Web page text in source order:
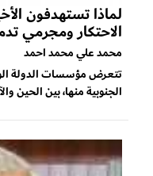
لماذا تستهدفون
الاحتكار ومجرمي
محمد علي محمد احمد
تتعرض مؤسسات الدولة
الجنوبية منها، بين الحين